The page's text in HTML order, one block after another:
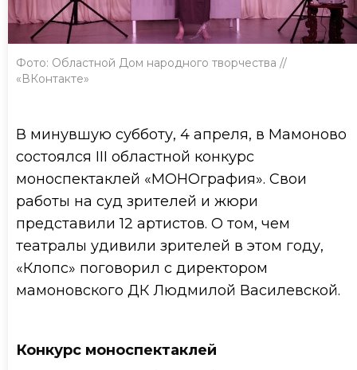
Фото: Областной Дом народного творчества //
«ВКонтакте»
В минувшую субботу, 4 апреля, в Мамоново
состоялся III областной конкурс
моноспектаклей «МОНОграфия». Свои
работы на суд зрителей и жюри
представили 12 артистов. О том, чем
театралы удивили зрителей в этом году,
«Клопс» поговорил с директором
мамоновского ДК Людмилой Василевской.
Конкурс моноспектаклей